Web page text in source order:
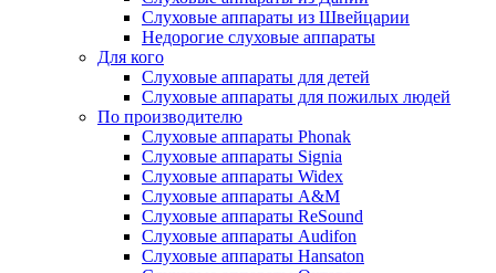
Слуховые аппараты из Швейцарии
Недорогие слуховые аппараты
Для кого
Слуховые аппараты для детей
Слуховые аппараты для пожилых людей
По производителю
Слуховые аппараты Phonak
Слуховые аппараты Signia
Слуховые аппараты Widex
Слуховые аппараты A&M
Слуховые аппараты ReSound
Слуховые аппараты Audifon
Слуховые аппараты Hansaton